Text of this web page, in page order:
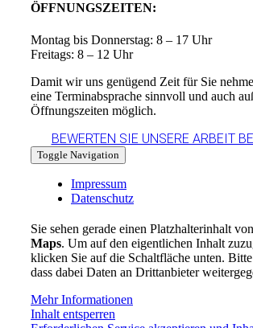
ÖFFNUNGSZEITEN:
Montag bis Donnerstag: 8 – 17 Uhr
Freitags: 8 – 12 Uhr
Damit wir uns genügend Zeit für Sie
eine Terminabsprache sinnvoll und auch
Öffnungszeiten möglich.
BEWERTEN SIE UNSERE ARBEIT
Toggle Navigation
Impressum
Datenschutz
Sie sehen gerade einen Platzhalterinhalt von
Maps. Um auf den eigentlichen Inhalt
klicken Sie auf die Schaltfläche unten. Bitte
dass dabei Daten an Drittanbieter
Mehr Informationen
Inhalt entsperren